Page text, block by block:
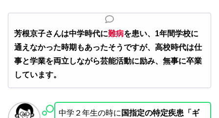
芳根京子さんは中学時代に難病を患い、1年間学校に
通えなかった時期もあったそうですが、高校時代は仕
事と学業を両立しながら芸能活動に励み、無事に卒業
しています。
中学２年生の時に 国指定の特定疾患「ギ